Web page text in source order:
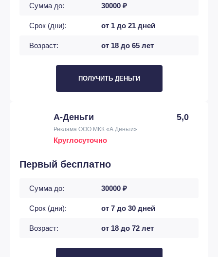
Сумма до: 30000 ₽
Срок (дни): от 1 до 21 дней
Возраст: от 18 до 65 лет
ПОЛУЧИТЬ ДЕНЬГИ
А-Деньги 5,0
Реклама ООО МКК «А Деньги»
Круглосуточно
Первый бесплатно
Сумма до: 30000 ₽
Срок (дни): от 7 до 30 дней
Возраст: от 18 до 72 лет